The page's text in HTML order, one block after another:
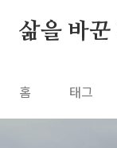
삶을 바꾼
홈 태그